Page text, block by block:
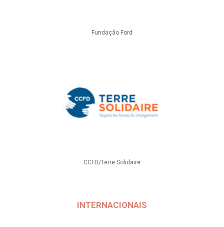
Fundação Ford
CCFD/Terre Solidaire
INTERNACIONAIS